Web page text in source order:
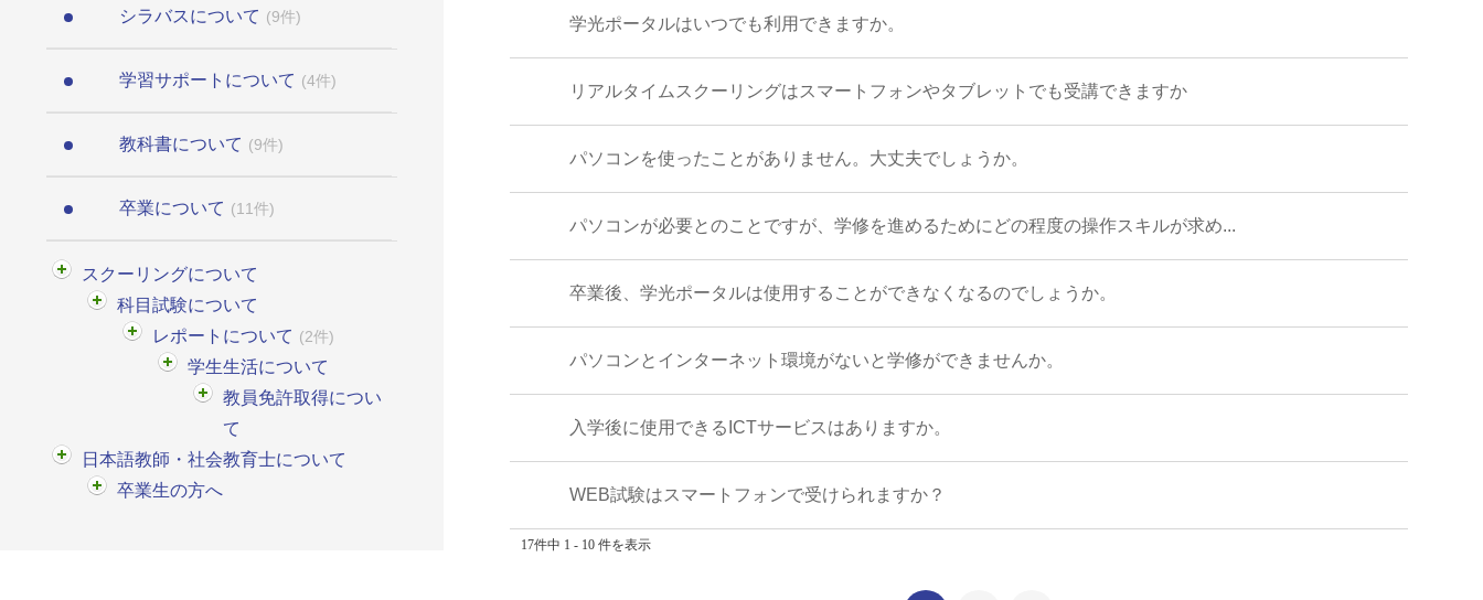
シラバスについて (9件)
学習サポートについて (4件)
教科書について (9件)
卒業について (11件)
スクーリングについて
科目試験について
レポートについて (2件)
学生生活について
教員免許取得につい
て
日本語教師・社会教育士について
卒業生の方へ
学光ポータルはいつでも利用できますか。
リアルタイムスクーリングはスマートフォンやタブレットでも受講できますか
パソコンを使ったことがありません。大丈夫でしょうか。
パソコンが必要とのことですが、学修を進めるためにどの程度の操作スキルが求め...
卒業後、学光ポータルは使用することができなくなるのでしょうか。
パソコンとインターネット環境がないと学修ができませんか。
入学後に使用できるICTサービスはありますか。
WEB試験はスマートフォンで受けられますか？
17件中 1 - 10 件を表示